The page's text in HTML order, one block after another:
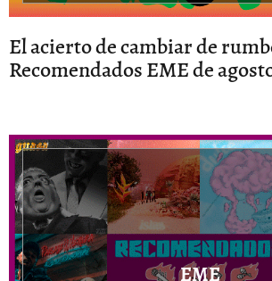
El acierto de cambiar de
Recomendados EME de
EME